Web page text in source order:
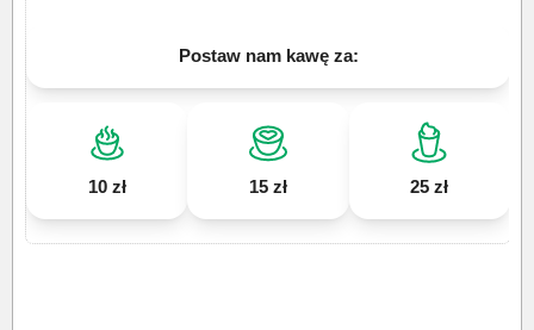
Postaw nam kawę za:
10 zł 15 zł 25 zł